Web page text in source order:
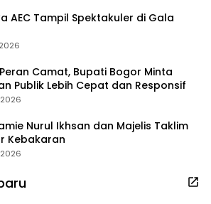
AEC Tampil Spektakuler di Gala
Camat, Bupati Bogor Minta
Publik Lebih Cepat dan Responsif
Nurul Ikhsan dan Majelis Taklim
Kebakaran